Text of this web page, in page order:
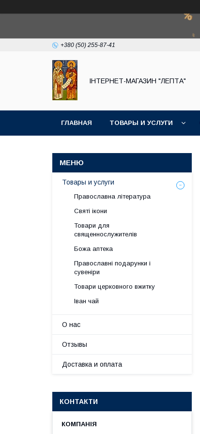
+380 (50) 255-87-41
IНТЕРНЕТ-МАГАЗИН "ЛЕПТА"
ГЛАВНАЯ ТОВАРЫ И УСЛУГИ
Товары и услуги
Православна література
Святі ікони
Товари для
священнослужителів
Божа аптека
Православні подарунки і
сувеніри
Товари церковного вжитку
Іван чай
О нас
Отзывы
Доставка и оплата
КОНТАКТИ